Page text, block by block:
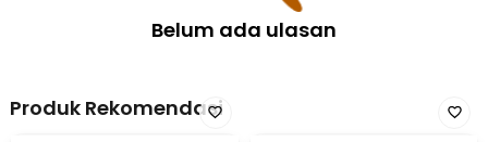
Belum ada ulasan
Produk Rekomendasi